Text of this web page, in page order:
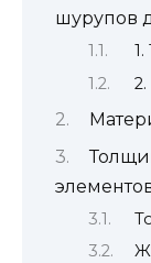
шурупов